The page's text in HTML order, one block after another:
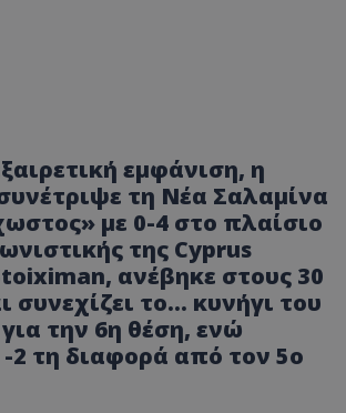
εμφάνιση, η
τη Νέα Σαλαμίνα
με 0-4 στο πλαίσιο
της Cyprus
ανέβηκε στους 30
συνεχίζει το... κυνήγι του
την 6η θέση, ενώ
2 τη διαφορά από τον 5ο